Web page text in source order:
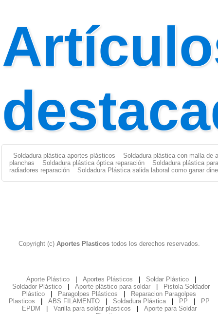
Soldadura plástica aportes plásticos
Soldadura plástica con malla de
planchas
Soldadura plástica óptica reparación
Soldadura plástica
radiadores reparación
Soldadura Plástica salida laboral como ganar
Copyright (c) Aportes Plasticostodos los derechos reservados.
Aporte Plástico Aportes Plásticos Soldar Plástico
Soldador Plástico
Aporte plástico para soldar
Pistola Soldador
Plástico
Paragolpes Plásticos
Reparacion Paragolpes
Plasticos
ABS FILAMENTO Soldadura Plástica PP
PP
EPDM
Varilla para soldar plasticos
Aporte para Soldar